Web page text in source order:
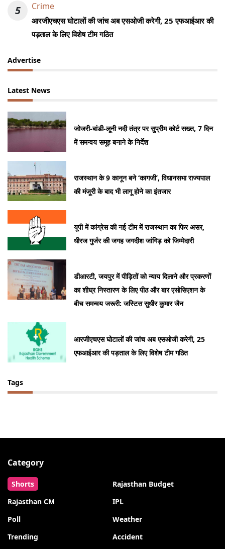
5 Crime
आरजीएचएस घोटालों की जांच अब एसओजी करेगी, 25 एफआईआर की
पड़ताल के लिए विशेष टीम गठित
Advertise
Latest News
जोजरी-बांडी-लूनी नदी तंत्र पर सुप्रीम कोर्ट सख्त, 7 दिन
में समन्वय समूह बनाने के निर्देश
राजस्थान के 9 कानून बने ‘कागजी’, विधानसभा राज्यपाल
की मंजूरी के बाद भी लागू होने का इंतजार
यूपी में कांग्रेस की नई टीम में राजस्थान का फिर असर,
धीरज गुर्जर की जगह जगदीश जांगिड़ को जिम्मेदारी
डीआरटी, जयपुर में पीड़ितों को न्याय दिलाने और प्रकरणों
का शीघ्र निस्तारण के लिए पीठ और बार एसोसिएशन के
बीच समन्वय जरूरी: जस्टिस सुधीर कुमार जैन
आरजीएचएस घोटालों की जांच अब एसओजी करेगी, 25
एफआईआर की पड़ताल के लिए विशेष टीम गठित
Tags
Category
Shorts
Rajasthan Budget
Rajasthan CM
IPL
Poll
Weather
Trending
Accident